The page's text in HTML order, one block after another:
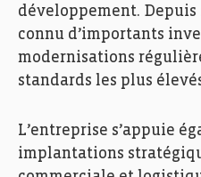
développement.
connu d’importants
modernisations
standards les plus
L’entreprise s’appuie
implantations